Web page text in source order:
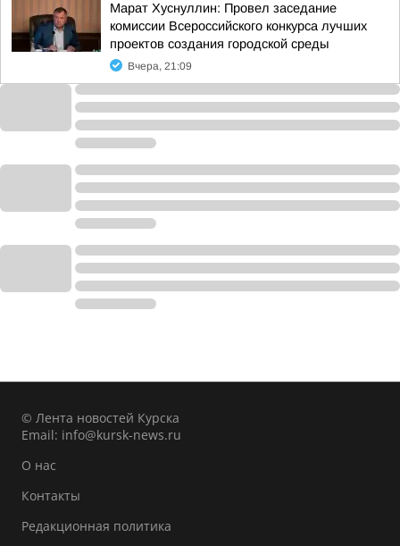
Марат Хуснуллин: Провел заседание
комиссии Всероссийского конкурса лучших
проектов создания городской среды
Вчера, 21:09
© Лента новостей Курска
Email: info@kursk-news.ru
О нас
Контакты
Редакционная политика